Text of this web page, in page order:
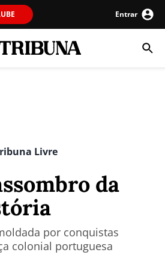
Entrar
Livre
da
por conquistas
colonial portuguesa